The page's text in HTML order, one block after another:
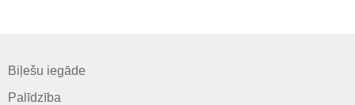
Biļešu iegāde
Palīdzība